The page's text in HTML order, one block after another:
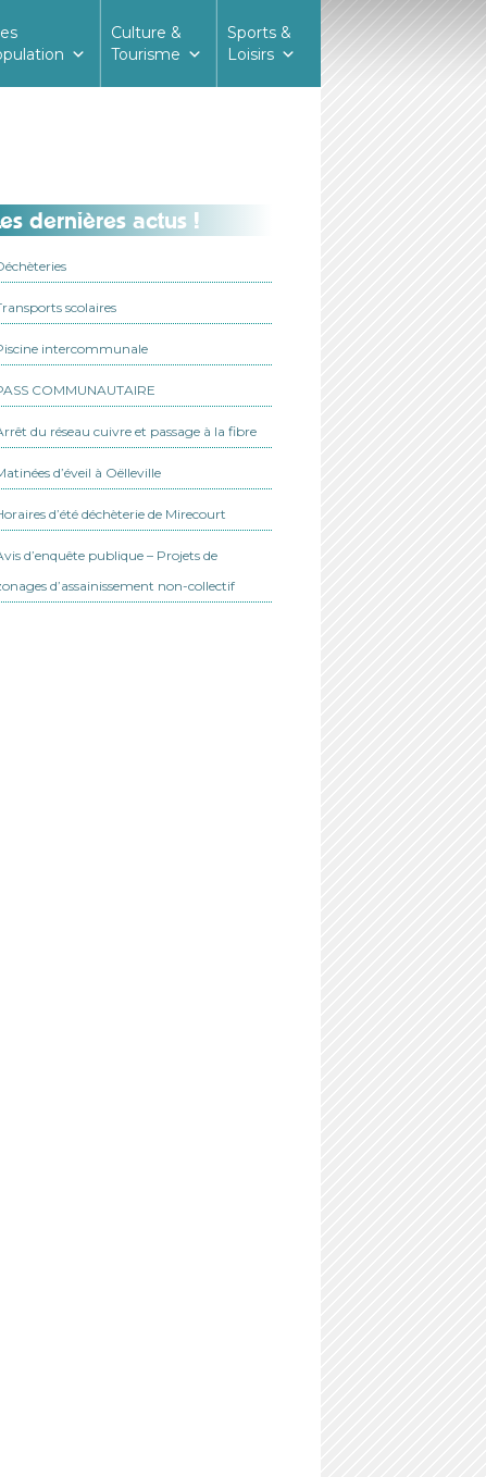
Culture &
Tourisme
Sports &
Loisirs
dernières actus !
scolaires
intercommunale
COMMUNAUTAIRE
du réseau cuivre et passage à la fibre
d’éveil à Oëlleville
d’été déchèterie de Mirecourt
d’enquête publique – Projets de
d’assainissement non-collectif